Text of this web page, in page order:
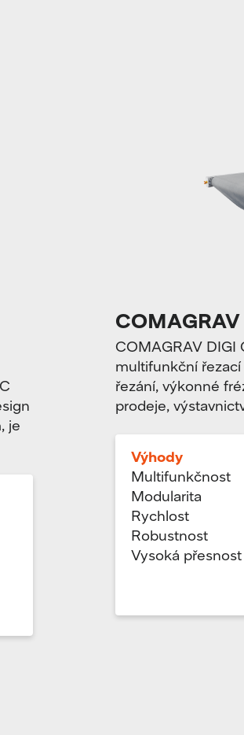
je
COMAGRAV DIGI
multifunkční
řezání, výkonné
prodeje,
Výhody
Multifunkčnost
Modularita
Rychlost
Robustnost
Vysoká přesnost